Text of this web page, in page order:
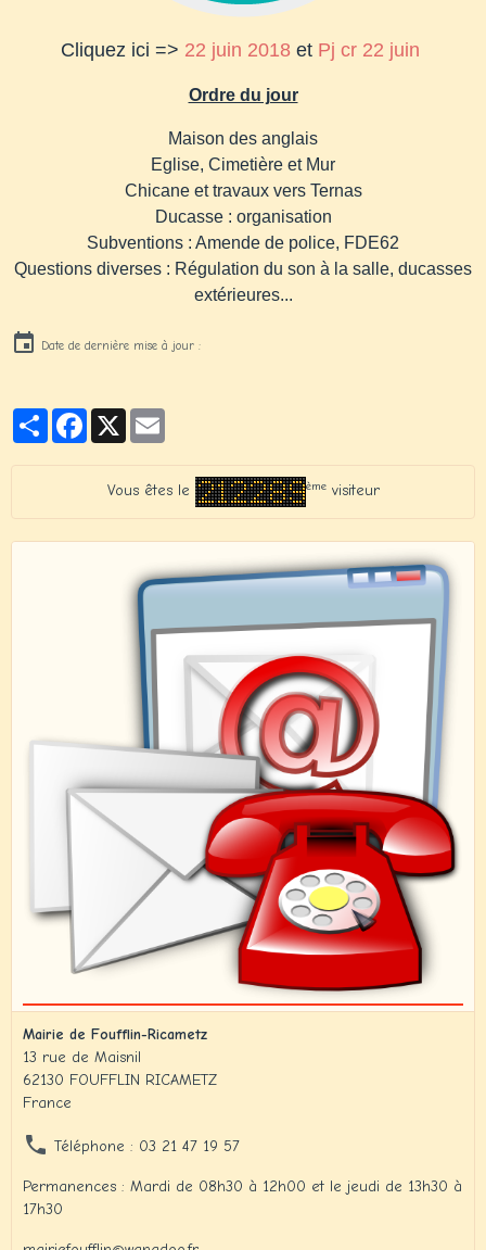
Cliquez ici => 22 juin 2018 et Pj cr 22 juin
Ordre du jour
Maison des anglais
Eglise, Cimetière et Mur
Chicane et travaux vers Ternas
Ducasse : organisation
Subventions : Amende de police, FDE62
Questions diverses : Régulation du son à la salle, ducasses
extérieures...
Date de dernière mise à jour :
PartagerFacebook
X
Vous êtes le èmevisiteur
Mairie de Foufflin-Ricametz
13 rue de Maisnil
62130 FOUFFLIN RICAMETZ
France
Téléphone : 03 21 47 19 57
Permanences : Mardi de 08h30 à 12h00 et le jeudi de 13h30 à
17h30